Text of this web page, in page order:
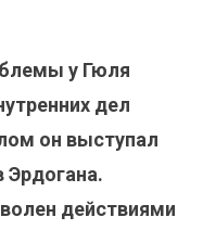
у Гюля
дел
он выступал
Эрдогана.
действиями